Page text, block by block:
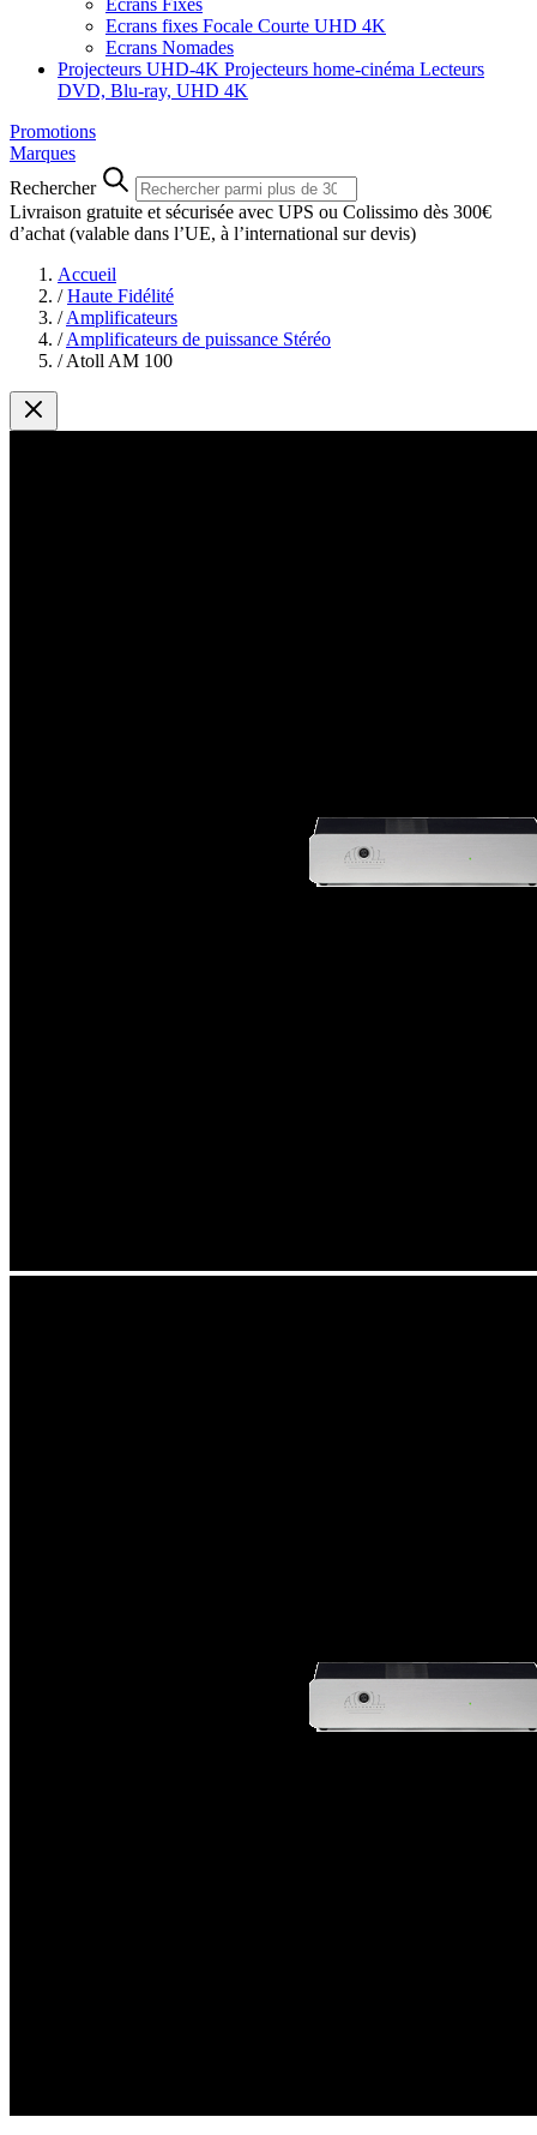
Ecrans Fixes
Ecrans fixes Focale Courte UHD 4K
Ecrans Nomades
Projecteurs UHD-4K Projecteurs home-cinéma Lecteurs
DVD, Blu-ray, UHD 4K
Promotions
Marques
Rechercher
Livraison gratuite et sécurisée avec UPS ou Colissimo dès 300€
d’achat (valable dans l’UE, à l’international sur devis)
Accueil
/ Haute Fidélité
/ Amplificateurs
/ Amplificateurs de puissance Stéréo
/ Atoll AM 100